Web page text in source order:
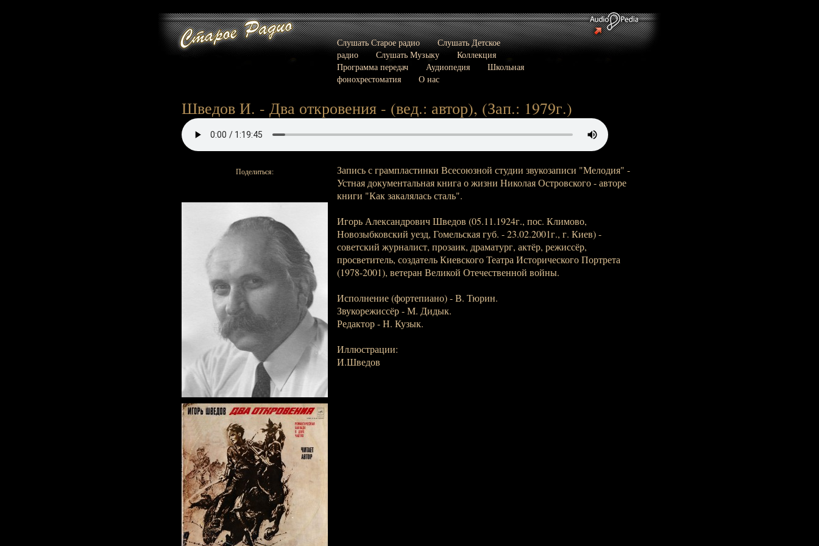
Слушать Старое радио
Слушать Детское
радио
Слушать Музыку
Коллекция
Программа передач
Аудиопедия
Школьная
фонохрестоматия
О нас
Шведов И. - Два откровения - (вед.: автор), (Зап.: 1979г.)
Поделиться:
Запись с грампластинки Всесоюзной студии звукозаписи "Мелодия" -
Устная документальная книга о жизни Николая Островского - авторе
книги "Как закалялась сталь".
Игорь Александрович Шведов (05.11.1924г., пос. Климово,
Новозыбковский уезд, Гомельская губ. - 23.02.2001г., г. Киев) -
советский журналист, прозаик, драматург, актёр, режиссёр,
просветитель, создатель Киевского Театра Исторического Портрета
(1978-2001), ветеран Великой Отечественной войны.
Исполнение (фортепиано) - В. Тюрин.
Звукорежиссёр - М. Дидык.
Редактор - Н. Кузык.
Иллюстрации:
И.Шведов